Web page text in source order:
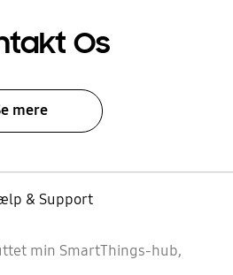
Os
mere
& Support
min SmartThings-hub,